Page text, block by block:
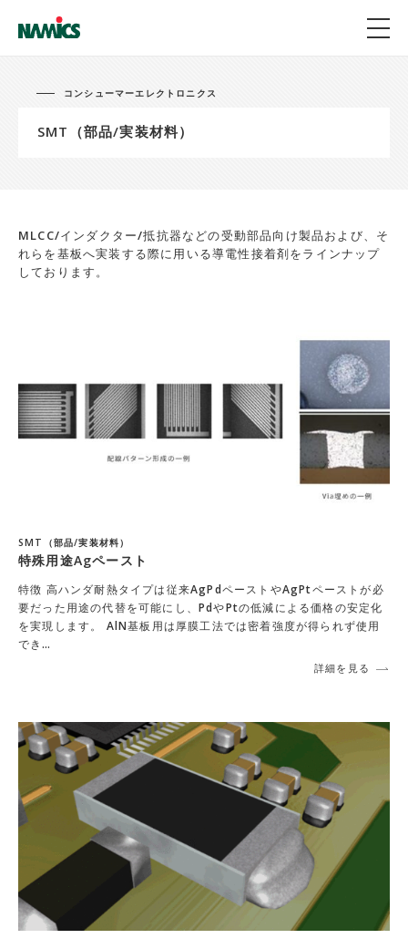
コンシューマーエレクトロニクス
SMT（部品/実装材料）
MLCC/インダクター/抵抗器などの受動部品向け製品および、そ
れらを基板へ実装する際に用いる導電性接着剤をラインナップ
しております。
SMT（部品/実装材料）
特殊用途Agペースト
特徴 高ハンダ耐熱タイプは従来AgPdペーストやAgPtペーストが必
要だった用途の代替を可能にし、PdやPtの低減による価格の安定化
を実現します。 AlN基板用は厚膜工法では密着強度が得られず使用
でき…
詳細を見る